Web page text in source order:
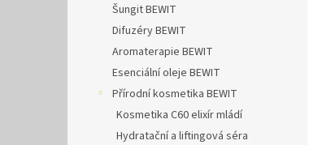
Šungit BEWIT
Difuzéry BEWIT
Aromaterapie BEWIT
Esenciální oleje BEWIT
Přírodní kosmetika BEWIT
Kosmetika C60 elixír mládí
Hydratační a liftingová séra